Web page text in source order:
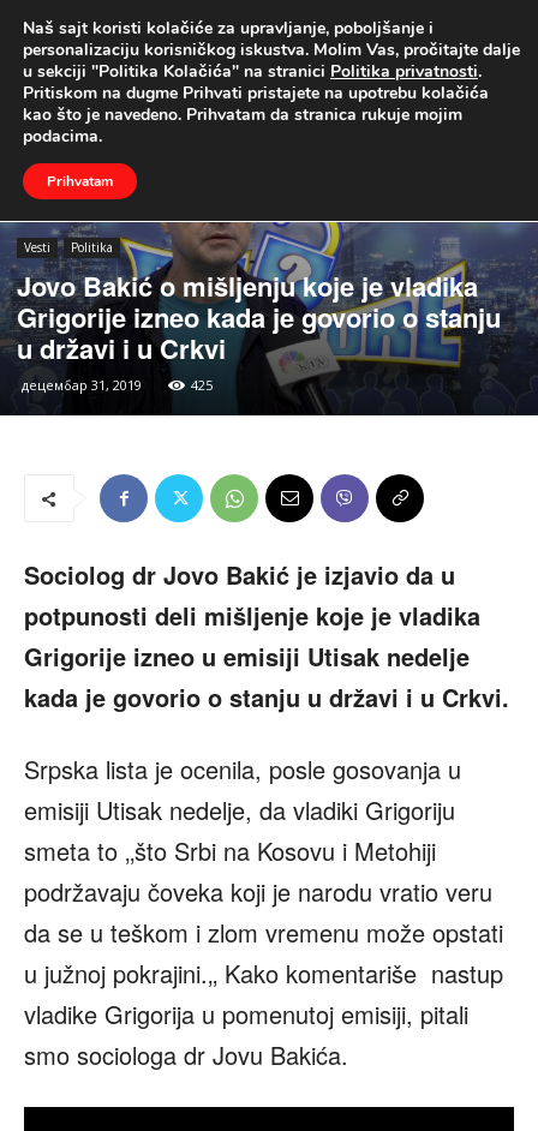
UŽIVO
Naslovna Vesti Politika
Vesti Politika
Jovo Bakić o mišljenju koje je vladika
Grigorije izneo kada je govorio o stanju
u državi i u Crkvi
децембар 31, 2019 425
Sociolog dr Jovo Bakić je izjavio da u
potpunosti deli mišljenje koje je vladika
Grigorije izneo u emisiji Utisak nedelje
kada je govorio o stanju u državi i u Crkvi.
Srpska lista je ocenila, posle gosovanja u
emisiji Utisak nedelje, da vladiki Grigoriju
smeta to ‚‚što Srbi na Kosovu i Metohiji
podržavaju čoveka koji je narodu vratio veru
da se u teškom i zlom vremenu može opstati
u južnoj pokrajini.‚‚ Kako komentariše nastup
vladike Grigorija u pomenutoj emisiji, pitali
smo sociologa dr Jovu Bakića.
Naš sajt koristi kolačiće za upravljanje, poboljšanje i
personalizaciju korisničkog iskustva. Molim Vas, pročitajte dalje
u sekciji "Politika Kolačića" na stranici Politika privatnosti.
Pritiskom na dugme Prihvati pristajete na upotrebu kolačića
kao što je navedeno. Prihvatam da stranica rukuje mojim
podacima.
Prihvatam